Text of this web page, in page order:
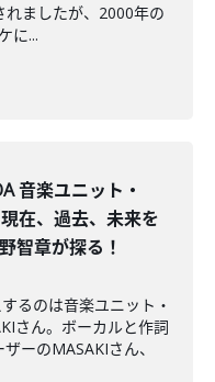
れましたが、2000年の
に...
音楽ユニット・
在、過去、未来を
智章が探る！
るのは音楽ユニット・
さん。ボーカルと作詞
ーのMASAKIさん、